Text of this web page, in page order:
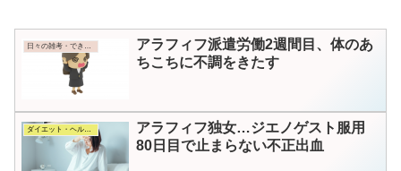
日々の雑考・できごと
アラフィフ派遣労働2週間目、体のあ
ちこちに不調をきたす
ダイエット・ヘルス・コスメ
アラフィフ独女…ジエノゲスト服用
80日目で止まらない不正出血